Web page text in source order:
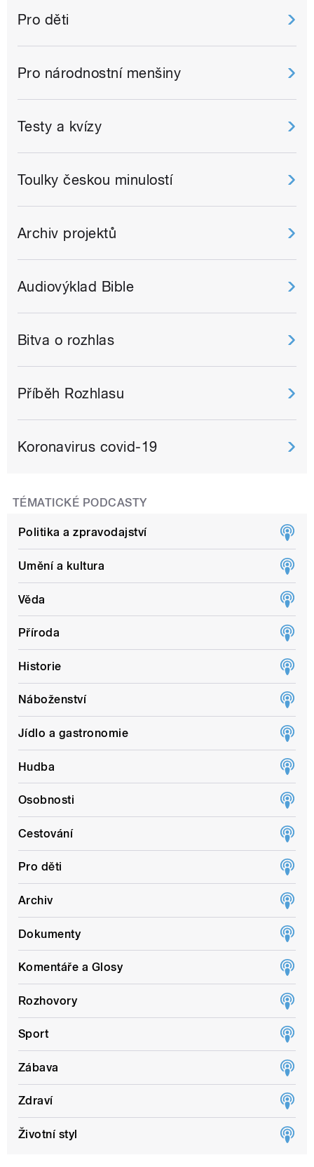
Pro děti
Pro národnostní menšiny
Testy a kvízy
Toulky českou minulostí
Archiv projektů
Audiovýklad Bible
Bitva o rozhlas
Příběh Rozhlasu
Koronavirus covid-19
TÉMATICKÉ PODCASTY
Politika a zpravodajství
Umění a kultura
Věda
Příroda
Historie
Náboženství
Jídlo a gastronomie
Hudba
Osobnosti
Cestování
Pro děti
Archiv
Dokumenty
Komentáře a Glosy
Rozhovory
Sport
Zábava
Zdraví
Životní styl